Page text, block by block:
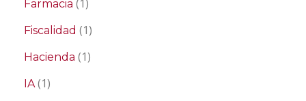
Farmacia (1)
Fiscalidad (1)
Hacienda (1)
IA(1)